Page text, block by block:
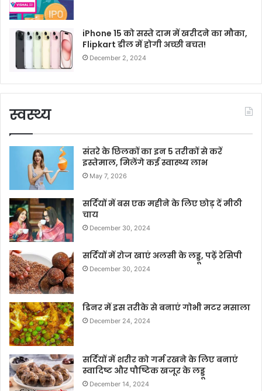
iPhone 15 को सस्ते दाम में खरीदने का मौका,
Flipkart डील में होगी अच्छी बचत!
December 2, 2024
स्वस्थ्य
संतरे के छिलकों का इन 5 तरीकों से करें
इस्तेमाल, मिलेंगे कई स्वास्थ्य लाभ
May 7, 2026
सर्दियों में बस एक महीने के लिए छोड़ दें मीठी
चाय
December 30, 2024
सर्दियों में रोज खाएं अलसी के लड्डू, पढ़ें रेसिपी
December 30, 2024
डिनर में इस तरीके से बनाएं गोभी मटर मसाला
December 24, 2024
सर्दियों में शरीर को गर्म रखने के लिए बनाएं
स्वादिष्ट और पौष्टिक खजूर के लड्डू
December 14, 2024